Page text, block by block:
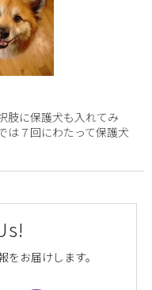
肢に保護犬も入れてみ
は７回にわたって保護犬
お届けします。